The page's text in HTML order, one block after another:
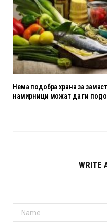
Нема подобра храна за
намирници можат да ги
WRITE